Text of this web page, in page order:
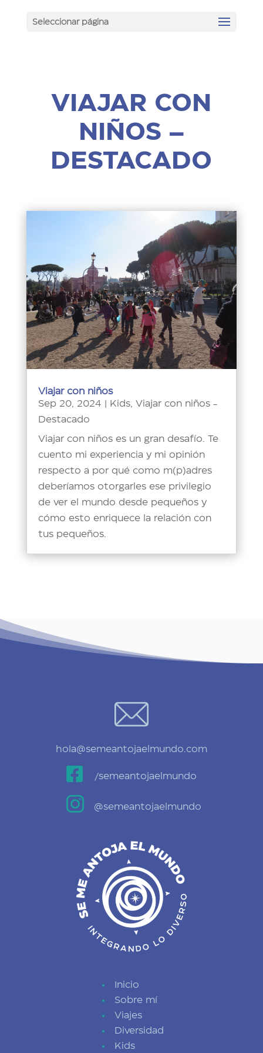
Seleccionar página
VIAJAR CON
NIÑOS –
DESTACADO
Viajar con niños
Sep 20, 2024
Kids, Viajar con niños -
Destacado
Viajar con niños es un gran desafío. Te
cuento mi experiencia y mi opinión
respecto a por qué como m(p)adres
deberíamos otorgarles ese privilegio
de ver el mundo desde pequeños y
cómo esto enriquece la relación con
tus pequeños.
hola@semeantojaelmundo.com
 /semeantojaelmundo
 @semeantojaelmundo
Inicio
Sobre mí
Viajes
Diversidad
Kids